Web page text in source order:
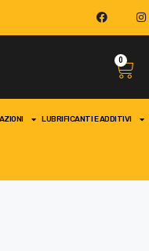
0
LUBRIFICANTI E ADDITIVI